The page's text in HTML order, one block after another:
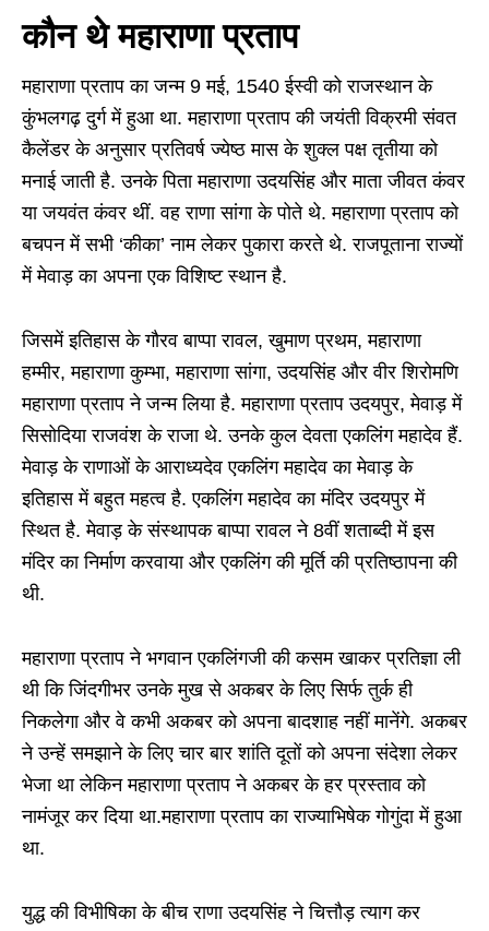
कौन थे महाराणा प्रताप
महाराणा प्रताप का जन्म 9 मई, 1540 ईस्वी को राजस्थान के
कुंभलगढ़ दुर्ग में हुआ था. महाराणा प्रताप की जयंती विक्रमी संवत
कैलेंडर के अनुसार प्रतिवर्ष ज्येष्ठ मास के शुक्ल पक्ष तृतीया को
मनाई जाती है. उनके पिता महाराणा उदयसिंह और माता जीवत कंवर
या जयवंत कंवर थीं. वह राणा सांगा के पोते थे. महाराणा प्रताप को
बचपन में सभी ‘कीका’ नाम लेकर पुकारा करते थे. राजपूताना राज्यों
में मेवाड़ का अपना एक विशिष्ट स्थान है.
जिसमें इतिहास के गौरव बाप्पा रावल, खुमाण प्रथम, महाराणा
हम्मीर, महाराणा कुम्भा, महाराणा सांगा, उदयसिंह और वीर शिरोमणि
महाराणा प्रताप ने जन्म लिया है. महाराणा प्रताप उदयपुर, मेवाड़ में
सिसोदिया राजवंश के राजा थे. उनके कुल देवता एकलिंग महादेव हैं.
मेवाड़ के राणाओं के आराध्यदेव एकलिंग महादेव का मेवाड़ के
इतिहास में बहुत महत्व है. एकलिंग महादेव का मंदिर उदयपुर में
स्थित है. मेवाड़ के संस्थापक बाप्पा रावल ने 8वीं शताब्‍दी में इस
मंदिर का निर्माण करवाया और एकलिंग की मूर्ति की प्रतिष्ठापना की
थी.
महाराणा प्रताप ने भगवान एकलिंगजी की कसम खाकर प्रतिज्ञा ली
थी कि जिंदगीभर उनके मुख से अकबर के लिए सिर्फ तुर्क ही
निकलेगा और वे कभी अकबर को अपना बादशाह नहीं मानेंगे. अकबर
ने उन्हें समझाने के लिए चार बार शांति दूतों को अपना संदेशा लेकर
भेजा था लेकिन महाराणा प्रताप ने अकबर के हर प्रस्ताव को
नामंजूर कर दिया था.महाराणा प्रताप का राज्याभिषेक गोगुंदा में हुआ
था.
युद्ध की विभीषिका के बीच राणा उदयसिंह ने चित्तौड़ त्याग कर